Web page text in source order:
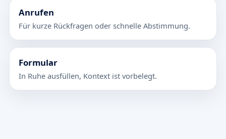
Anrufen
Für kurze Rückfragen oder schnelle Abstimmung.
Formular
In Ruhe ausfüllen, Kontext ist vorbelegt.